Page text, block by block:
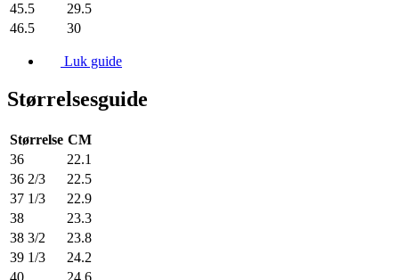
45.5
29.5
46.5
30
Luk guide
Størrelsesguide
Størrelse CM
36
22.1
36 2/3
22.5
37 1/3
22.9
38
23.3
38 3/2
23.8
39 1/3
24.2